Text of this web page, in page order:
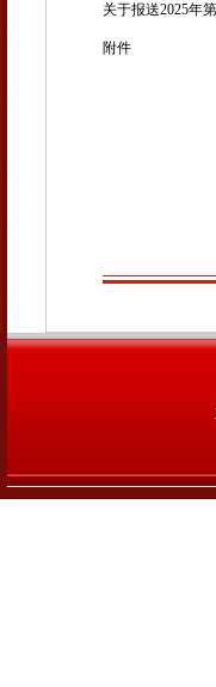
关于报送2025年
附件